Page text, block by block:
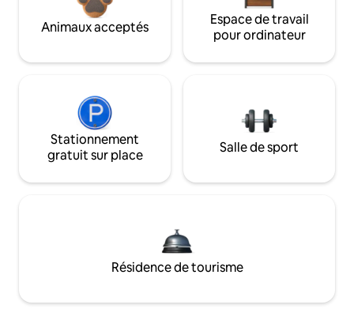
Animaux acceptés
Espace de travail
pour ordinateur
Stationnement
gratuit sur place
Salle de sport
Résidence de tourisme